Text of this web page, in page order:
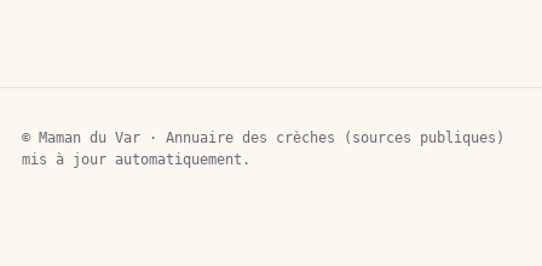
© Maman du Var · Annuaire des crèches (sources publiques)
mis à jour automatiquement.